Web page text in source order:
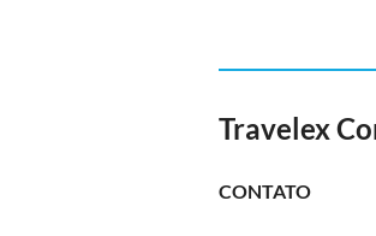
Travelex
CONTATO